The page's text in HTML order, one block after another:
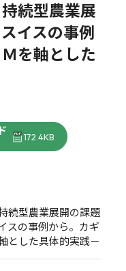
続型農業展
イスの事例
を軸とした
172.4KB
続型農業展開の課題
スの事例から。カギ
とした具体的実践－